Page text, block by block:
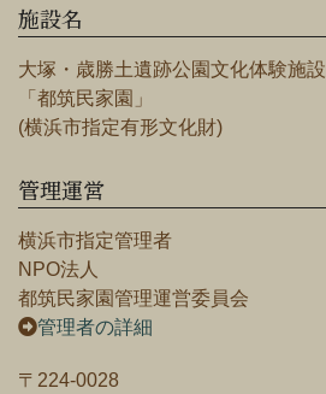
施設名
大塚・歳勝土遺跡公園文化体験施設
「都筑民家園」
(横浜市指定有形文化財)
管理運営
横浜市指定管理者
NPO法人
都筑民家園管理運営委員会
管理者の詳細
〒224-0028